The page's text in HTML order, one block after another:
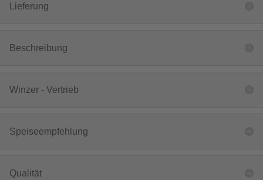
Lieferung
Beschreibung
Winzer - Vertrieb
Speiseempfehlung
Qualität